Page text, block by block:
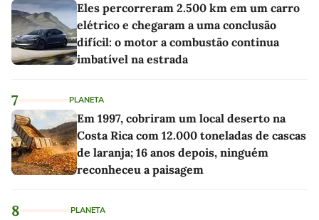
Eles percorreram 2.500 km em um carro
elétrico e chegaram a uma conclusão
difícil: o motor a combustão continua
imbatível na estrada
7 PLANETA
Em 1997, cobriram um local deserto na
Costa Rica com 12.000 toneladas de cascas
de laranja; 16 anos depois, ninguém
reconheceu a paisagem
8 PLANETA